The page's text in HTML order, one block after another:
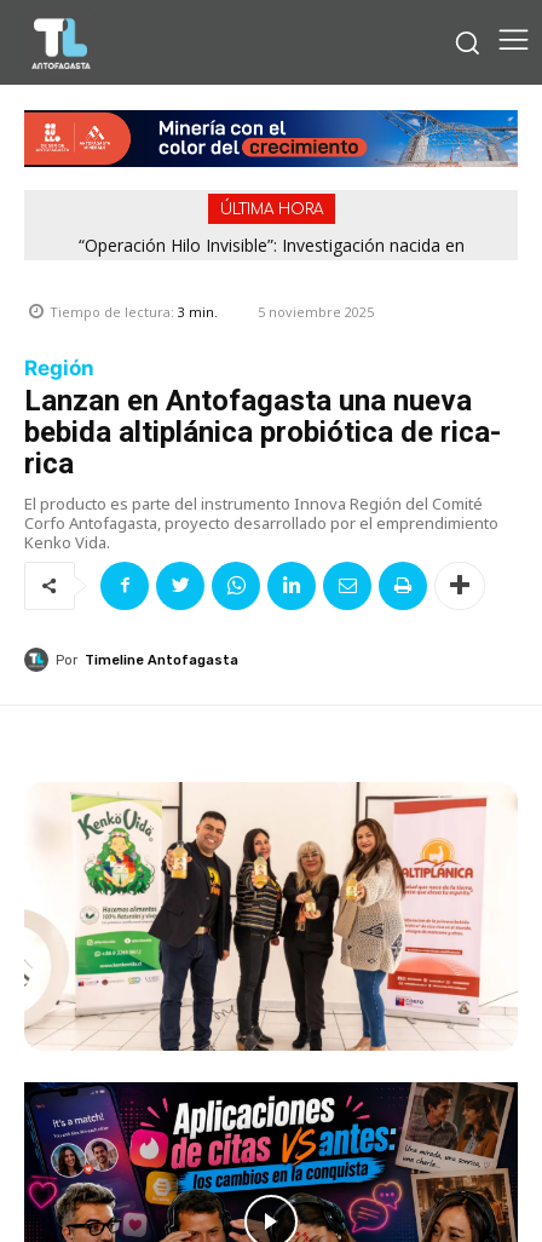
ÚLTIMA HORA
“Operación Hilo Invisible”: Investigación nacida en
Tiempo de lectura: 3 min. 5 noviembre 2025
Región
Lanzan en Antofagasta una nueva
bebida altiplánica probiótica de rica-
rica
El producto es parte del instrumento Innova Región del Comité
Corfo Antofagasta, proyecto desarrollado por el emprendimiento
Kenko Vida.
Por Timeline Antofagasta